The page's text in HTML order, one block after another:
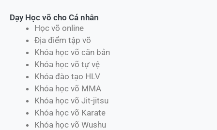
Dạy Học võ cho Cá nhân
Học võ online
Địa điểm tập võ
Khóa học võ căn bản
Khóa học võ tự vệ
Khóa đào tạo HLV
Khóa học võ MMA
Khóa học võ Jit-jitsu
Khóa học võ Karate
Khóa học võ Wushu